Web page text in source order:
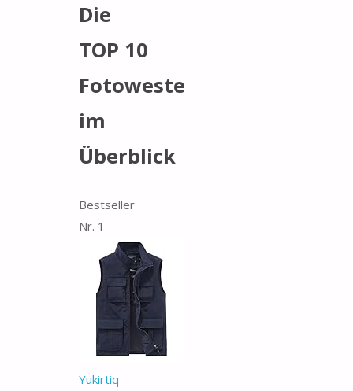
Die
TOP 10
Fotoweste
im
Überblick
Bestseller
Nr. 1
Yukirtiq